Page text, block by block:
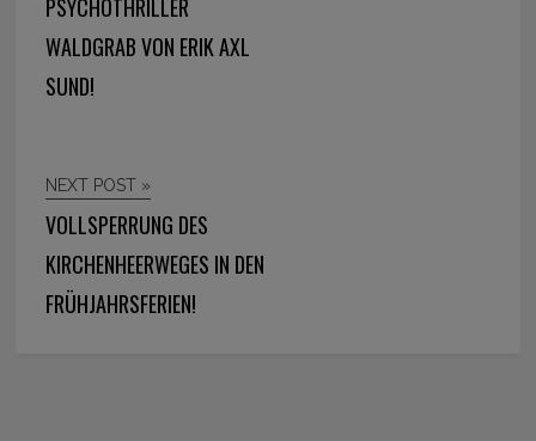
PSYCHOTHRILLER
WALDGRAB VON ERIK AXL
SUND!
NEXT POST »
VOLLSPERRUNG DES
KIRCHENHEERWEGES IN DEN
FRÜHJAHRSFERIEN!